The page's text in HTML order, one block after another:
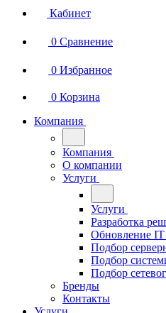
Кабинет
0 Сравнение
0 Избранное
0 Корзина
Компания
Компания
О компании
Услуги
Услуги
Разработка
Обновление
Подбор
Подбор
Подбор
Бренды
Контакты